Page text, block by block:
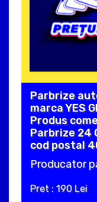
Parbrize
marca YES
Produs
Parbrize 24
cod postal
Producator
Pret : 190 Lei